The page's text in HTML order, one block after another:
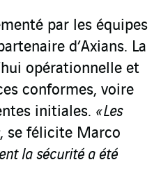
par les équipes
d’Axians. La
opérationnelle et
conformes, voire
initiales. « Les
, se félicite Marco
la sécurité a été